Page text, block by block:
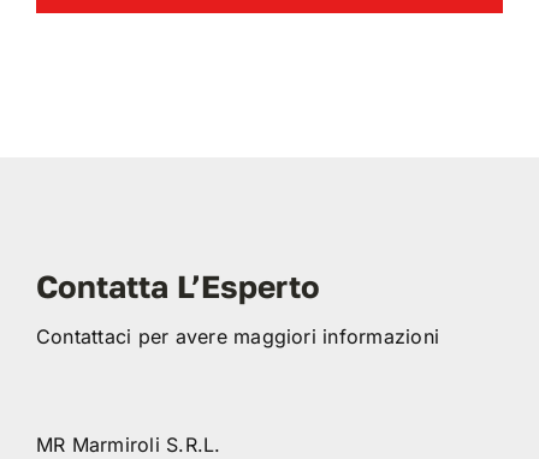
Contatta L’Esperto
Contattaci per avere maggiori informazioni
MR Marmiroli S.R.L.